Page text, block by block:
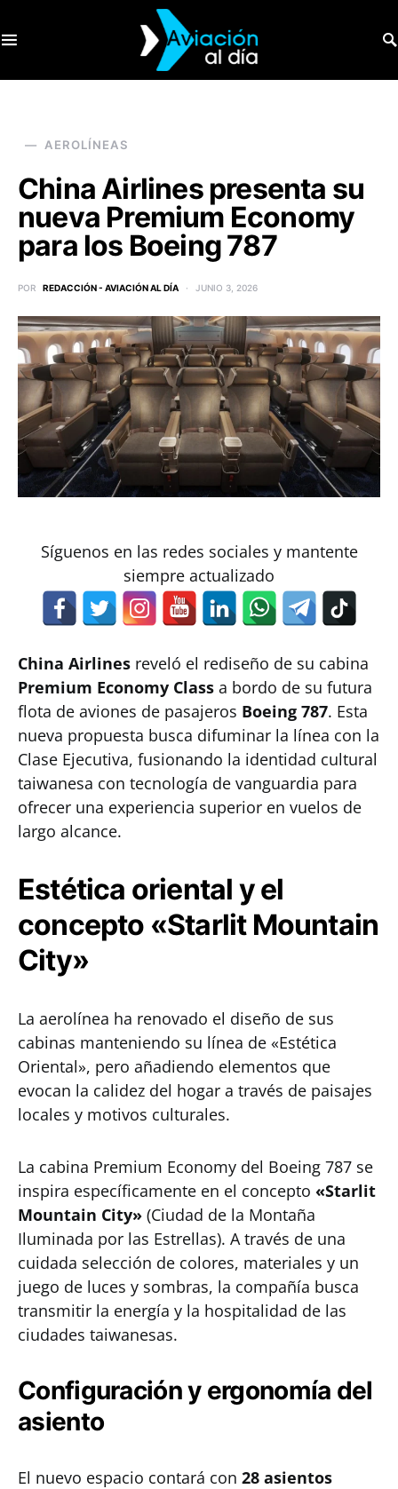
AEROLÍNEAS
China Airlines presenta su
nueva Premium Economy
para los Boeing 787
POR REDACCIÓN - AVIACIÓN AL DÍA JUNIO 3, 2026
Síguenos en las redes sociales y mantente
siempre actualizado
China Airlines reveló el rediseño de su cabina
Premium Economy Class a bordo de su futura
flota de aviones de pasajeros Boeing 787. Esta
nueva propuesta busca difuminar la línea con la
Clase Ejecutiva, fusionando la identidad cultural
taiwanesa con tecnología de vanguardia para
ofrecer una experiencia superior en vuelos de
largo alcance.
Estética oriental y el
concepto «Starlit Mountain
City»
La aerolínea ha renovado el diseño de sus
cabinas manteniendo su línea de «Estética
Oriental», pero añadiendo elementos que
evocan la calidez del hogar a través de paisajes
locales y motivos culturales.
La cabina Premium Economy del Boeing 787 se
inspira específicamente en el concepto «Starlit
Mountain City» (Ciudad de la Montaña
Iluminada por las Estrellas). A través de una
cuidada selección de colores, materiales y un
juego de luces y sombras, la compañía busca
transmitir la energía y la hospitalidad de las
ciudades taiwanesas.
Configuración y ergonomía del
asiento
El nuevo espacio contará con 28 asientos